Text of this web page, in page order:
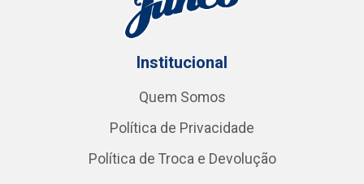
Institucional
Quem Somos
Política de Privacidade
Política de Troca e Devolução